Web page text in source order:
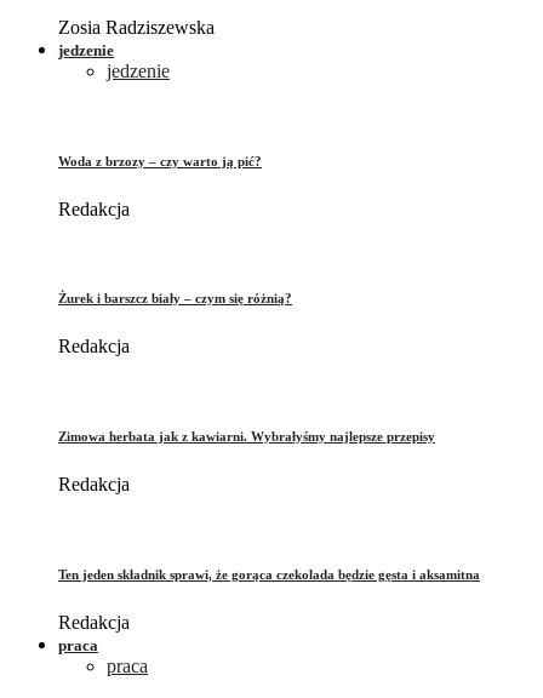
Zosia Radziszewska
jedzenie
jedzenie
Woda z brzozy – czy warto ją pić?
Redakcja
Żurek i barszcz biały – czym się różnią?
Redakcja
Zimowa herbata jak z kawiarni. Wybrałyśmy najlepsze przepisy
Redakcja
Ten jeden składnik sprawi, że gorąca czekolada będzie gęsta i aksamitna
Redakcja
praca
praca